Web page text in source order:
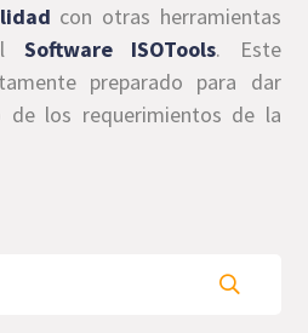
con otras herramientas
Software ISOTools. Este
preparado para dar
de los requerimientos de la